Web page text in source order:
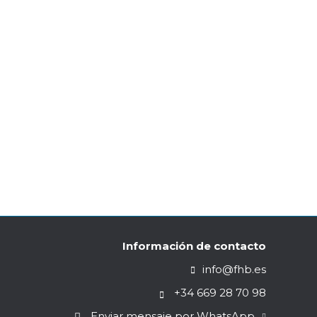
Información de contacto
info@fhb.es
+34 669 28 70 98